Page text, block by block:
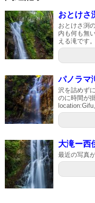
おとけさ
おとけさ渕
内も何も無
える滝です。
パノラマ
沢を詰めず
のに時間が
大滝ー西
最近の写真